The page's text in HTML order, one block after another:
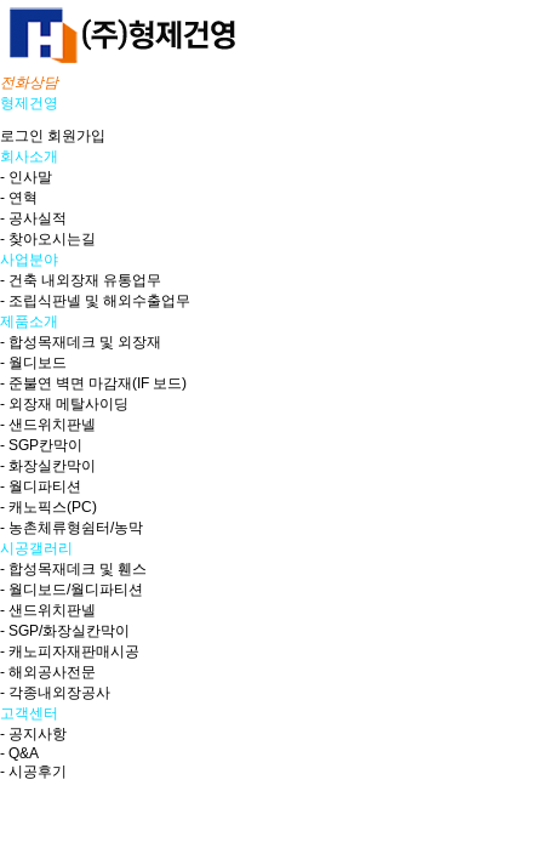
전화상담
형제건영
로그인 회원가입
회사소개
- 인사말
- 연혁
- 공사실적
- 찾아오시는길
사업분야
- 건축 내외장재 유통업무
- 조립식판넬 및 해외수출업무
제품소개
- 합성목재데크 및 외장재
- 월디보드
- 준불연 벽면 마감재(IF 보드)
- 외장재 메탈사이딩
- 샌드위치판넬
- SGP칸막이
- 화장실칸막이
- 월디파티션
- 캐노픽스(PC)
- 농촌체류형쉼터/농막
시공갤러리
- 합성목재데크 및 휀스
- 월디보드/월디파티션
- 샌드위치판넬
- SGP/화장실칸막이
- 캐노피자재판매시공
- 해외공사전문
- 각종내외장공사
고객센터
- 공지사항
- Q&A
- 시공후기